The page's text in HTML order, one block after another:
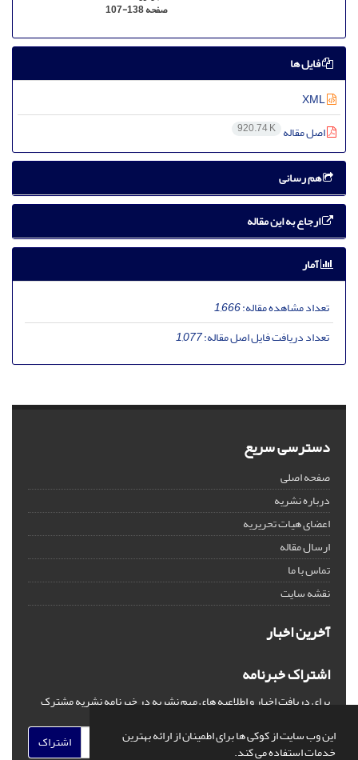
این وب سایت از کوکی ها برای اطمینان از ارائه بهترین
خدمات استفاده می کند.
صفحه107-138
فایل ها
اصل مقاله 920.74 K
هم رسانی
ارجاع به این مقاله
آمار
تعداد مشاهده مقاله:1,666
تعداد دریافت فایل اصل مقاله:1,077
دسترسی سریع
صفحه اصلی
درباره نشریه
اعضای هیات تحریریه
ارسال مقاله
تماس با ما
نقشه سایت
آخرین اخبار
اشتراک خبرنامه
برای دریافت اخبار و اطلاعیه های مهم نشریه در خبرنامه نشریه مشترک
اشتراک